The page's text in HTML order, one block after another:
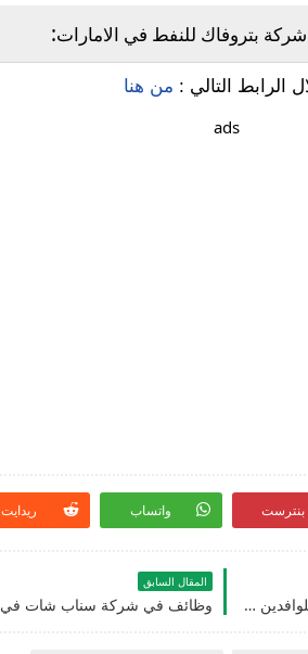
بتروفاك للنفط في الامارات:
الرابط التالي : من هنا
ads
بنترست واتساب ريدايت
وظائف في وزارة الاقتصاد لمختلف التخصصات للوافدين والمقيمين والاجانب لعام 2026
المقال السابق